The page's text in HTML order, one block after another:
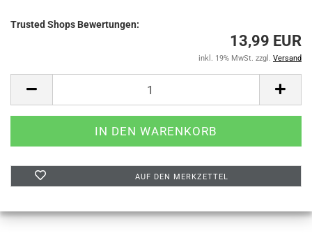
Trusted Shops Bewertungen:
13,99 EUR
inkl. 19% MwSt. zzgl. Versand
AUF DEN MERKZETTEL